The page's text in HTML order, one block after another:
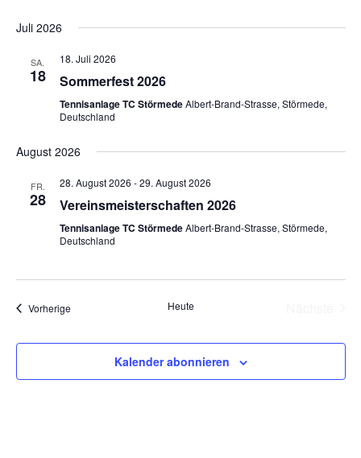
Juli 2026
SA.
18
18. Juli 2026
Sommerfest 2026
Tennisanlage TC StörmedeAlbert-Brand-Strasse, Störmede,
Deutschland
August 2026
FR.
28
28. August 2026 -29. August 2026
Vereinsmeisterschaften 2026
Tennisanlage TC StörmedeAlbert-Brand-Strasse, Störmede,
Deutschland
VorherigeVeranstaltungen Heute
Kalender abonnieren